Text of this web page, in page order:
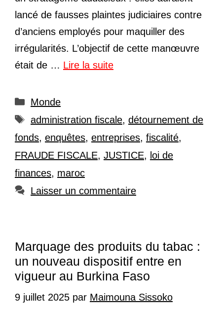
lancé de fausses plaintes judiciaires contre
d’anciens employés pour maquiller des
irrégularités. L’objectif de cette manœuvre
était de … Lire la suite
Catégories
Monde
Étiquettes
administration fiscale, détournement de
fonds, enquêtes, entreprises, fiscalité,
FRAUDE FISCALE, JUSTICE, loi de
finances, maroc
Laisser un commentaire
Marquage des produits du tabac :
un nouveau dispositif entre en
vigueur au Burkina Faso
9 juillet 2025 par Maimouna Sissoko